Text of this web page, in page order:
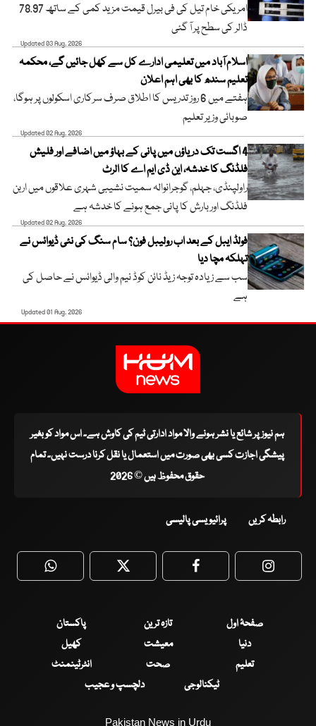
امریکی خام تیل کی فی بیرل قیمت مزید کمی کے ساتھ 78.97
ڈالر کی سطح پر آ گئی
Updated 03 Aug, 2026
اسلام آباد میں تعلیمی ادارے کل سے کھل جائیں گے، محکمہ
تعلیم سندھ کا بھی اہم اعلان
ہفتے میں 6 روز تدریس کا اطلاق صرف سرکاری اسکولوں پر ہوگا،
صوبائی وزیر تعلیم
Updated 02 Aug, 2026
4 اگست تک دریاؤں میں پانی کے بہاؤ میں اضافے اور فلیش
فلڈنگ کا خدشہ، این ڈی ایم اے کا الرٹ
راولپنڈی، جہلم، گوجرانوالہ سمیت نشیبی شہری علاقوں میں اربن
فلڈنگ اور بارش کا پانی جمع ہونے کا خدشہ ہے
Updated 02 Aug, 2026
فولڈ ایبل کے بعد اب رولیبل فون؟ سام سنگ کی نئی ڈیوائس نے
تہلکہ مچا دیا
سب سے زیادہ توجہ زیڈ نائن کوڈ نیم والی ڈیوائس نے حاصل کی
ہے
Updated 01 Aug, 2026
ہم نیوز پر شائع یا نشر ہونے والا مواد ادارتی ٹیم کی کاوش ہے۔ اس مواد کو بغیر
پیشگی اجازت کسی بھی صورت میں استعمال یا نقل کرنا درست نہیں۔ تمام
حقوق محفوظ ہیں © 2026
رابطہ کریں پرائیویسی پالیسی
WhatsApp Twitter Facebook
صفحۂ اول تازہ ترین
پاکستان
دنیا
معیشت
کھیل
تعلیم
صحت
انٹرٹینمنٹ
ٹیکنالوجی
دلچسپ و عجیب
Pakistan News in Urdu